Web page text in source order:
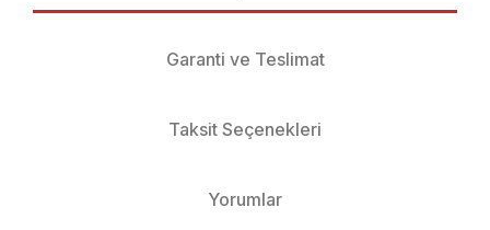
Garanti ve Teslimat
Taksit Seçenekleri
Yorumlar